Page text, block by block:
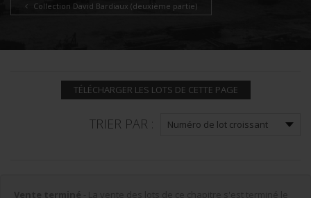
Collection David Bardiaux (deuxième partie)
TÉLÉCHARGER LES LOTS DE CETTE PAGE
TRIER PAR :